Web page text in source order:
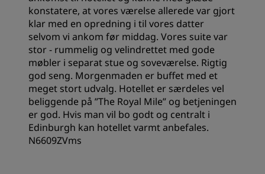
konstatere, at vores værelse allerede var gjort
klar med en opredning i til vores datter
selvom vi ankom før middag. Vores suite var
stor - rummelig og velindrettet med gode
møbler i separat stue og soveværelse. Rigtig
god seng. Morgenmaden er buffet med et
meget stort udvalg. Hotellet er særdeles vel
beliggende på ”The Royal Mile” og betjeningen
er god. Hvis man vil bo godt og centralt i
Edinburgh kan hotellet varmt anbefales.
N6609ZVms